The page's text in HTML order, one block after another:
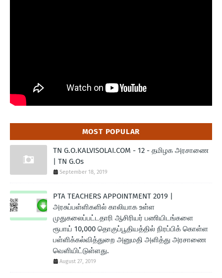
MOST POPULAR
TN G.O.KALVISOLAI.COM - 12 - தமிழக அரசாணை
| TN G.Os
September 18, 2019
PTA TEACHERS APPOINTMENT 2019 |
அரசுப்பள்ளிகளில் காலியாக உள்ள
முதுகலைப்பட்டதாரி ஆசிரியர் பணியிடங்களை
ரூபாய் 10,000 தொகுப்பூதியத்தில் நிரப்பிக் கொள்ள
பள்ளிக்கல்வித்துறை அனுமதி அளித்து அரசாணை
வெளியிட்டுள்ளது.
August 27, 2019